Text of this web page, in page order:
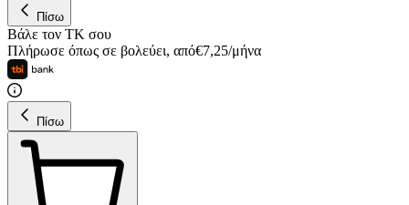
Πίσω
Βάλε τον ΤΚ σου
Πλήρωσε όπως σε βολεύει, από€7,25/μήνα
Πίσω